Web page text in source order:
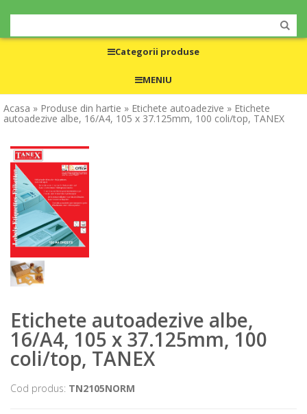
Categorii produse
MENIU
Acasa » Produse din hartie » Etichete autoadezive » Etichete
autoadezive albe, 16/A4, 105 x 37.125mm, 100 coli/top, TANEX
Etichete autoadezive albe,
16/A4, 105 x 37.125mm, 100
coli/top, TANEX
Cod produs: TN2105NORM